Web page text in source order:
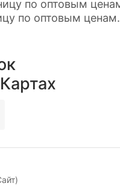
по оптовым ценам.